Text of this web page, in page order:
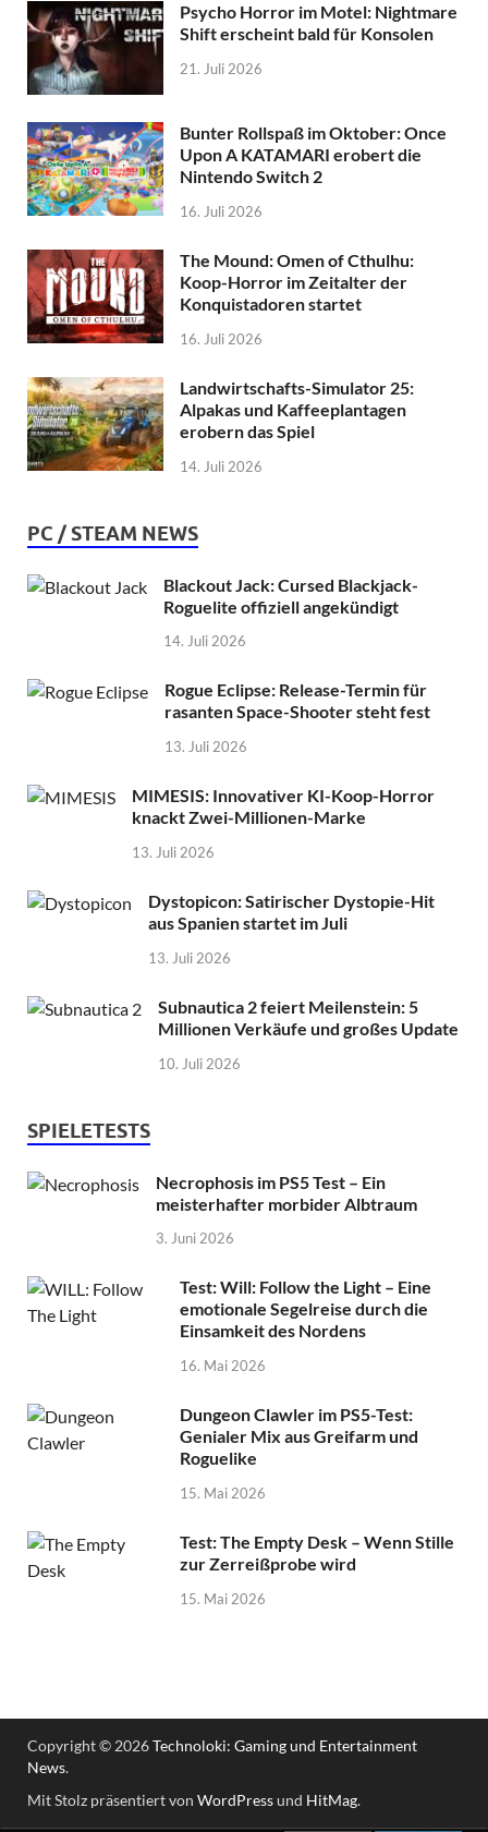
Psycho Horror im Motel: Nightmare
Shift erscheint bald für Konsolen
21. Juli 2026
Bunter Rollspaß im Oktober: Once
Upon A KATAMARI erobert die
Nintendo Switch 2
16. Juli 2026
The Mound: Omen of Cthulhu:
Koop-Horror im Zeitalter der
Konquistadoren startet
16. Juli 2026
Landwirtschafts-Simulator 25:
Alpakas und Kaffeeplantagen
erobern das Spiel
14. Juli 2026
PC / STEAM NEWS
Blackout Jack: Cursed Blackjack-
Roguelite offiziell angekündigt
14. Juli 2026
Rogue Eclipse: Release-Termin für
rasanten Space-Shooter steht fest
13. Juli 2026
MIMESIS: Innovativer KI-Koop-Horror
knackt Zwei-Millionen-Marke
13. Juli 2026
Dystopicon: Satirischer Dystopie-Hit
aus Spanien startet im Juli
13. Juli 2026
Subnautica 2 feiert Meilenstein: 5
Millionen Verkäufe und großes Update
10. Juli 2026
SPIELETESTS
Necrophosis im PS5 Test – Ein
meisterhafter morbider Albtraum
3. Juni 2026
Test: Will: Follow the Light – Eine
emotionale Segelreise durch die
Einsamkeit des Nordens
16. Mai 2026
Dungeon Clawler im PS5-Test:
Genialer Mix aus Greifarm und
Roguelike
15. Mai 2026
Test: The Empty Desk – Wenn Stille
zur Zerreißprobe wird
15. Mai 2026
Copyright © 2026Technoloki: Gaming und Entertainment
News.
Mit Stolz präsentiert von WordPressund HitMag.